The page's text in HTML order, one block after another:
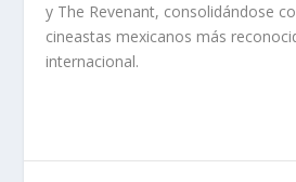
y The Revenant, consolidándose
cineastas mexicanos más
internacional.